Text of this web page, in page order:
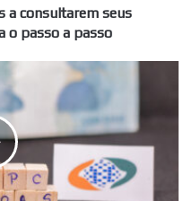
a consultarem seus
o passo a passo